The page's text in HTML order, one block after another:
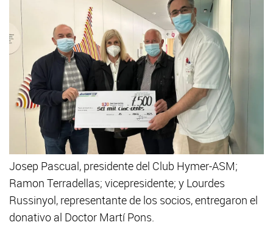
Josep Pascual, presidente del Club Hymer-ASM;
Ramon Terradellas; vicepresidente; y Lourdes
Russinyol, representante de los socios, entregaron el
donativo al Doctor Martí Pons.